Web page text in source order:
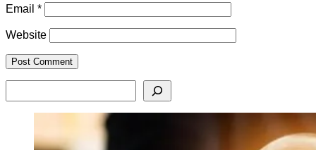
Email *
Website